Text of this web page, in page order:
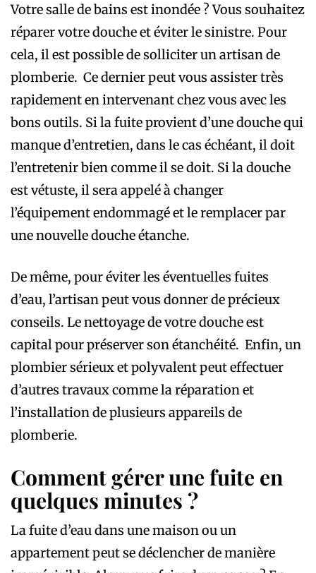
Votre salle de bains est inondée ? Vous souhaitez
réparer votre douche et éviter le sinistre. Pour
cela, il est possible de solliciter un artisan de
plomberie. Ce dernier peut vous assister très
rapidement en intervenant chez vous avec les
bons outils. Si la fuite provient d’une douche qui
manque d’entretien, dans le cas échéant, il doit
l’entretenir bien comme il se doit. Si la douche
est vétuste, il sera appelé à changer
l’équipement endommagé et le remplacer par
une nouvelle douche étanche.
De même, pour éviter les éventuelles fuites
d’eau, l’artisan peut vous donner de précieux
conseils. Le nettoyage de votre douche est
capital pour préserver son étanchéité. Enfin, un
plombier sérieux et polyvalent peut effectuer
d’autres travaux comme la réparation et
l’installation de plusieurs appareils de
plomberie.
Comment gérer une fuite en
quelques minutes ?
La fuite d’eau dans une maison ou un
appartement peut se déclencher de manière